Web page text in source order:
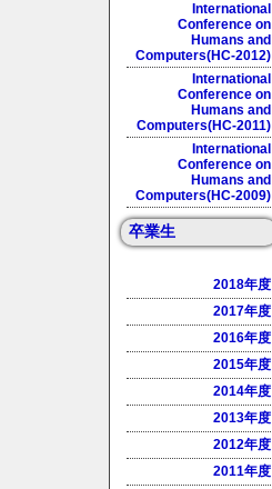
International
Conference on
Humans and
Computers(HC-2012)
International
Conference on
Humans and
Computers(HC-2011)
International
Conference on
Humans and
Computers(HC-2009)
卒業生
2018年度
2017年度
2016年度
2015年度
2014年度
2013年度
2012年度
2011年度